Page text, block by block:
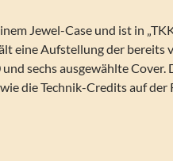
Jewel-Case und ist in
eine Aufstellung der bereits
sechs ausgewählte Cover.
die Technik-Credits auf der